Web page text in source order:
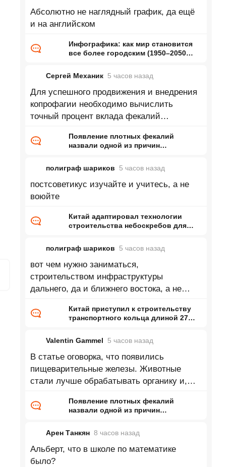
Абсолютно не наглядный график, да ещё
и на английском
Инфографика: как мир становится
все более городским (1950–2050
Сергей Механик 5 часов назад
Для успешного продвижения и внедрения
копрофагии необходимо вычислить
точный процент вклада фекалий
Появление плотных фекалий
назвали одной из причин
полиграф шариков
5 часов назад
постсоветикус изучайте и учитесь, а не
воюйте
Китай адаптировал технологии
строительства небоскребов для
полиграф шариков
5 часов назад
вот чем нужно заниматься,
строительством инфраструктуры
дальнего, да и ближнего востока, а не
Китай приступил к строительству
транспортного кольца длиной 27
Valentin Gammel
5 часов назад
В статье оговорка, что появились
пищеварительные железы. Животные
стали лучше обрабатывать органику и,
Дальше -
Появление плотных фекалий
назвали одной из причин
Арен Танкян 8 часов назад
Альберт, что в школе по математике
было?